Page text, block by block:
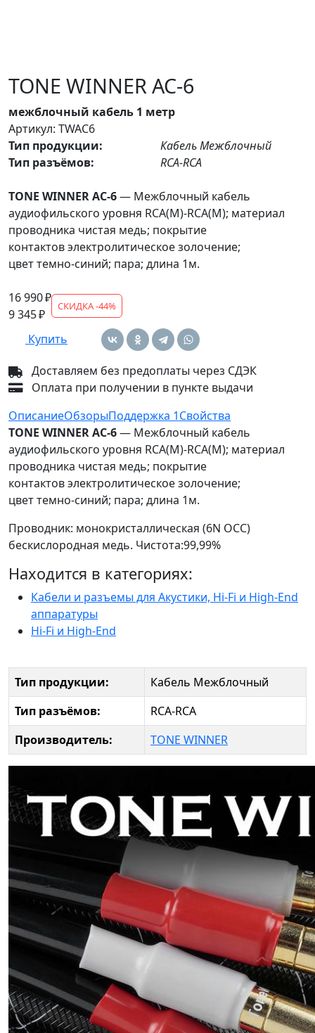
TONE WINNER AC-6
межблочный кабель 1 метр
Артикул: TWAC6
Тип продукции:
Кабель Межблочный
Тип разъёмов:
RCA-RCA
TONE WINNER AC-6— Межблочный кабель
аудиофильского уровня RCA(M)-RCA(M); материал
проводника чистая медь; покрытие
контактов электролитическое золочение;
цвет темно-синий; пара; длина 1м.
16 990 ₽
9 345 ₽
СКИДКА -44%
Купить
Доставляем без предоплаты через СДЭК
Оплата при получении в пункте выдачи
ОписаниеОбзорыПоддержка 1Свойства
TONE WINNER AC-6— Межблочный кабель
аудиофильского уровня RCA(M)-RCA(M); материал
проводника чистая медь; покрытие
контактов электролитическое золочение;
цвет темно-синий; пара; длина 1м.
Проводник: монокристаллическая (6N OCC)
бескислородная медь. Чистота:99,99%
Находится в категориях:
Кабели и разъемы для Акустики, Hi-Fi и High-End
аппаратуры
Hi-Fi и High-End
Тип продукции:
Кабель Межблочный
Тип разъёмов:
RCA-RCA
Производитель:
TONE WINNER